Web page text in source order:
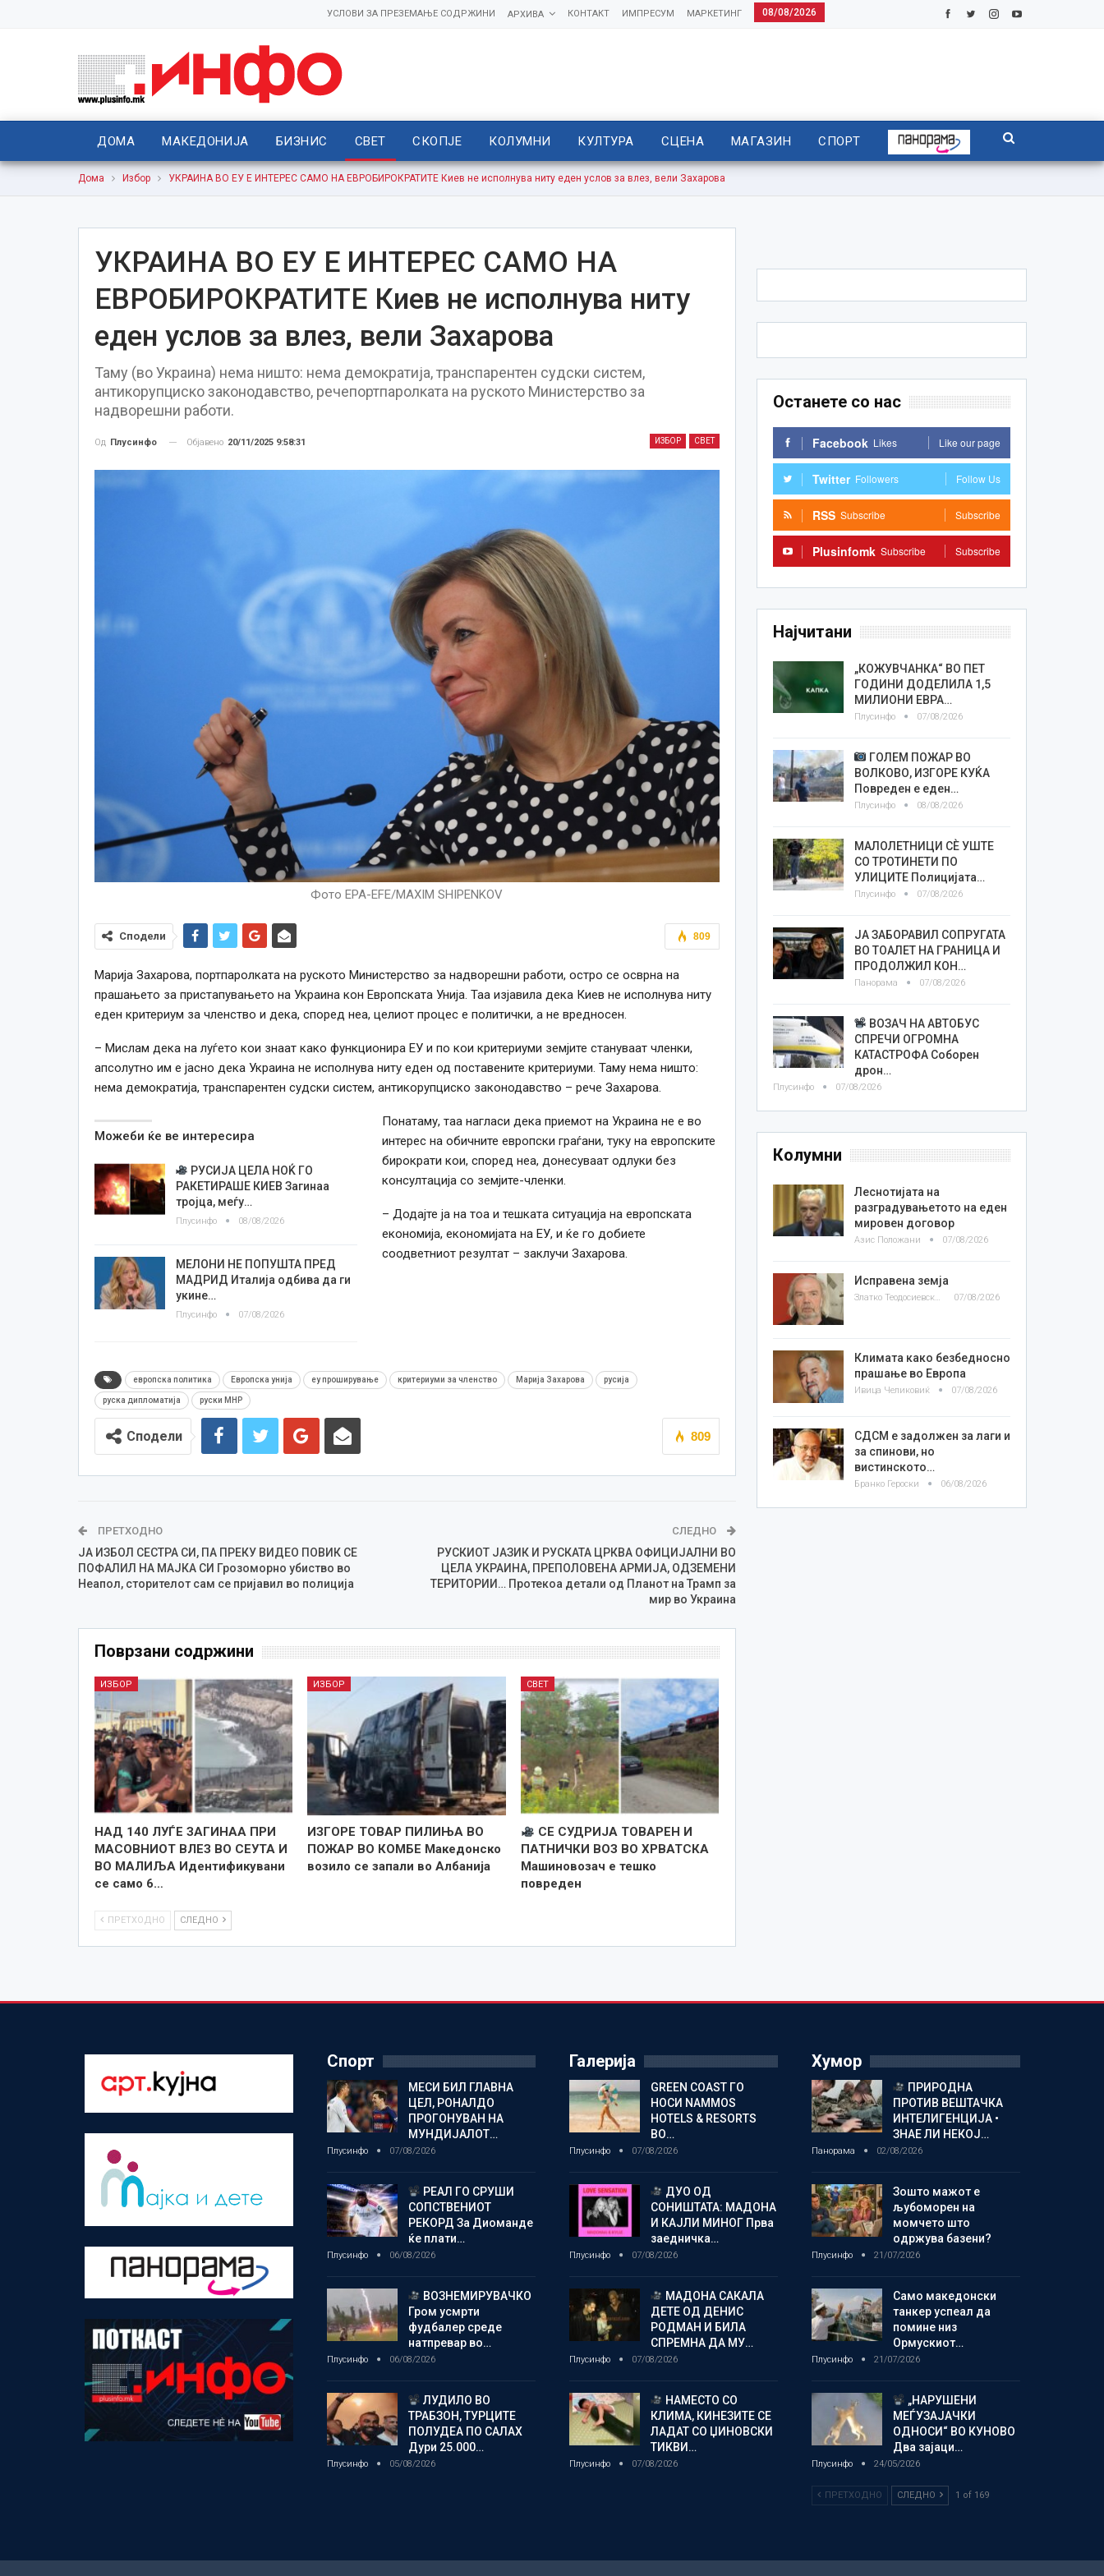
08/08/2026
МАРКЕТИНГ
ИМПРЕСУМ
КОНТАКТ
АРХИВА
УСЛОВИ ЗА ПРЕЗЕМАЊЕ СОДРЖИНИ
ДОМА МАКЕДОНИЈА БИЗНИС СВЕТ СКОПЈЕ КОЛУМНИ КУЛТУРА СЦЕНА МАГАЗИН СПОРТ
Дома Избор УКРАИНА ВО ЕУ Е ИНТЕРЕС САМО НА ЕВРОБИРОКРАТИТЕ Киев не исполнува ниту еден услов за влез, вели Захарова
УКРАИНА ВО ЕУ Е ИНТЕРЕС САМО НА
ЕВРОБИРОКРАТИТЕ Киев не исполнува ниту
еден услов за влез, вели Захарова
Таму (во Украина) нема ништо: нема демократија, транспарентен судски систем,
антикорупциско законодавство, речепортпаролката на руското Министерство за
надворешни работи.
ИЗБОР СВЕТ
Од Плусинфо Објавено 20/11/2025 9:58:31
Фото EPA-EFE/MAXIM SHIPENKOV
809
Сподели
Марија Захарова, портпаролката на руското Министерство за надворешни работи, остро се осврна на
прашањето за пристапувањето на Украина кон Европската Унија. Таа изјавила дека Киев не исполнува ниту
еден критериум за членство и дека, според неа, целиот процес е политички, а не вредносен.
– Мислам дека на луѓето кои знаат како функционира ЕУ и по кои критериуми земјите стануваат членки,
апсолутно им е јасно дека Украина не исполнува ниту еден од поставените критериуми. Таму нема ништо:
нема демократија, транспарентен судски систем, антикорупциско законодавство – рече Захарова.
Можеби ќе ве интересира
РУСИЈА ЦЕЛА НОЌ ГО
РАКЕТИРАШЕ КИЕВ Загинаа
тројца, меѓу…
Плусинфо 08/08/2026
МЕЛОНИ НЕ ПОПУШТА ПРЕД
МАДРИД Италија одбива да ги
укине…
Плусинфо 07/08/2026
Понатаму, таа нагласи дека приемот на Украина не е во
интерес на обичните европски граѓани, туку на европските
бирократи кои, според неа, донесуваат одлуки без
консултација со земјите-членки.
– Додајте ја на тоа и тешката ситуација на европската
економија, економијата на ЕУ, и ќе го добиете
соодветниот резултат – заклучи Захарова.
европска политика Европска унија еу проширување критериуми за членство Марија Захарова русија
руска дипломатија руски МНР
809
Сподели
ПРЕТХОДНО
ЈА ИЗБОЛ СЕСТРА СИ, ПА ПРЕКУ ВИДЕО ПОВИК СЕ
ПОФАЛИЛ НА МАЈКА СИ Грозоморно убиство во
Неапол, сторителот сам се пријавил во полиција
СЛЕДНО
РУСКИОТ ЈАЗИК И РУСКАТА ЦРКВА ОФИЦИЈАЛНИ ВО
ЦЕЛА УКРАИНА, ПРЕПОЛОВЕНА АРМИЈА, ОДЗЕМЕНИ
ТЕРИТОРИИ… Протекоа детали од Планот на Трамп за
мир во Украина
Поврзани содржини
ИЗБОР
НАД 140 ЛУЃЕ ЗАГИНАА ПРИ
МАСОВНИОТ ВЛЕЗ ВО СЕУТА И
ВО МАЛИЉА Идентификувани
се само 6…
ИЗБОР
ИЗГОРЕ ТОВАР ПИЛИЊА ВО
ПОЖАР ВО КОМБЕ Македонско
возило се запали во Албанија
СВЕТ
СЕ СУДРИЈА ТОВАРЕН И
ПАТНИЧКИ ВОЗ ВО ХРВАТСКА
Машиновозач е тешко
повреден
ПРЕТХОДНО СЛЕДНО
Останете со нас
Facebook Likes Like our page
Twitter Followers Follow Us
RSS Subscribe Subscribe
Plusinfomk Subscribe Subscribe
Најчитани
„КОЖУВЧАНКА“ ВО ПЕТ
ГОДИНИ ДОДЕЛИЛА 1,5
МИЛИОНИ ЕВРА…
Плусинфо 07/08/2026
ГОЛЕМ ПОЖАР ВО
ВОЛКОВО, ИЗГОРЕ КУЌА
Повреден е еден…
Плусинфо 08/08/2026
МАЛОЛЕТНИЦИ СÈ УШТЕ
СО ТРОТИНЕТИ ПО
УЛИЦИТЕ Полицијата…
Плусинфо 07/08/2026
ЈА ЗАБОРАВИЛ СОПРУГАТА
ВО ТОАЛЕТ НА ГРАНИЦА И
ПРОДОЛЖИЛ КОН…
Панорама 07/08/2026
ВОЗАЧ НА АВТОБУС
СПРЕЧИ ОГРОМНА
КАТАСТРОФА Соборен
дрон…
Плусинфо 07/08/2026
Колумни
Леснотијата на
разградувањетото на еден
мировен договор
Азис Положани 07/08/2026
Исправена земја
Златко Теодосиевски 07/08/2026
Климата како безбедносно
прашање во Европа
Ивица Челиковиќ 07/08/2026
СДСМ е задолжен за лаги и
за спинови, но
вистинското…
Бранко Героски 06/08/2026
Спорт
МЕСИ БИЛ ГЛАВНА
ЦЕЛ, РОНАЛДО
ПРОГОНУВАН НА
МУНДИЈАЛОТ…
Плусинфо 07/08/2026
РЕАЛ ГО СРУШИ
СОПСТВЕНИОТ
РЕКОРД За Диоманде
ќе плати…
Плусинфо 06/08/2026
ВОЗНЕМИРУВАЧКО
Гром усмрти
фудбалер среде
натпревар во…
Плусинфо 06/08/2026
ЛУДИЛО ВО
ТРАБЗОН, ТУРЦИТЕ
ПОЛУДЕА ПО САЛАХ
Дури 25.000…
Плусинфо 05/08/2026
Галерија
GREEN COAST ГО
НОСИ NAMMOS
HOTELS & RESORTS
ВО…
Плусинфо 07/08/2026
ДУО ОД
СОНИШТАТА: МАДОНА
И КАЈЛИ МИНОГ Прва
заедничка…
Плусинфо 07/08/2026
МАДОНА САКАЛА
ДЕТЕ ОД ДЕНИС
РОДМАН И БИЛА
СПРЕМНА ДА МУ…
Плусинфо 07/08/2026
НАМЕСТО СО
КЛИМА, КИНЕЗИТЕ СЕ
ЛАДАТ СО ЏИНОВСКИ
ТИКВИ…
Плусинфо 07/08/2026
Хумор
ПРИРОДНА
ПРОТИВ ВЕШТАЧКА
ИНТЕЛИГЕНЦИЈА •
ЗНАЕ ЛИ НЕКОЈ…
Панорама 02/08/2026
Зошто мажот е
љубоморен на
момчето што
одржува базени?
Плусинфо 21/07/2026
Само македонски
танкер успеал да
помине низ
Ормускиот…
Плусинфо 21/07/2026
„НАРУШЕНИ
МЕЃУЗАЈАЧКИ
ОДНОСИ“ ВО КУНОВО
Два зајаци…
Плусинфо 24/05/2026
ПРЕТХОДНО СЛЕДНО 1 of 169